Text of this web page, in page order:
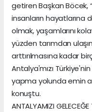
getiren Başkan Böcek,
insanların hayatlarına
olmak, yaşamlarını
yüzden tarımdan
arttırılmasına kadar
Antalya'mızı
yapma yolunda emin
konuştu.
ANTALYAMIZI